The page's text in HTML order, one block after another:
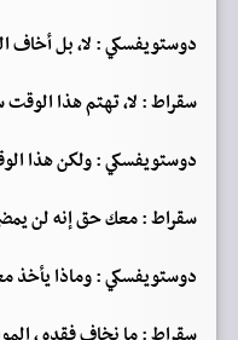
دوستويفسكي : لا، بل أخاف
سقراط : لا، تهتم هذا
دوستويفسكي : ولكن هذا
سقراط : معك حق إنه لن
دوستويفسكي : وماذا يأخذ